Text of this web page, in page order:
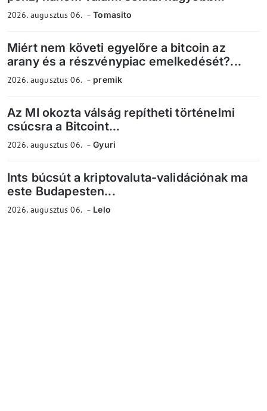
2026. augusztus 06. Tomasito
Miért nem követi egyelőre a bitcoin az
arany és a részvénypiac emelkedését?...
2026. augusztus 06. premik
Az MI okozta válság repítheti történelmi
csúcsra a Bitcoint...
2026. augusztus 06. Gyuri
Ints búcsút a kriptovaluta-validációnak ma
este Budapesten...
2026. augusztus 06. Lelo